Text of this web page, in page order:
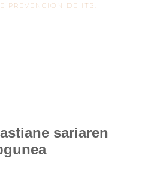
PREVENCIÓN DE ITS
sariaren